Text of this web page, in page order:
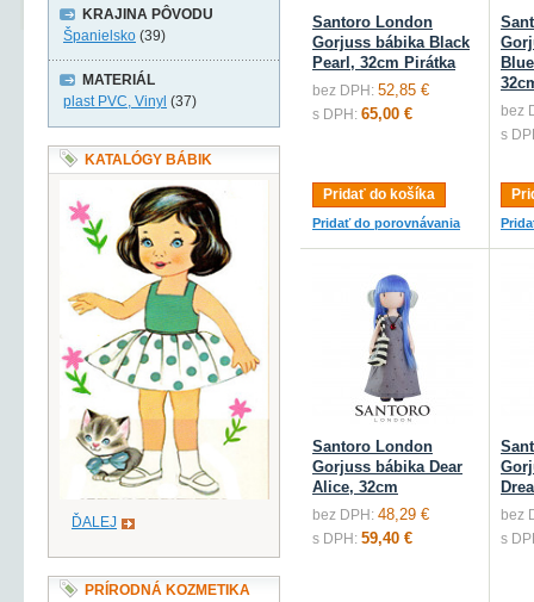
Santoro London
Gorjuss bábika Black
Pearl, 32cm Pirátka
bez DPH: 52,85 €
s DPH: 65,00 €
Pridať do košíka
Pridať do porovnávania
bez
s
Santoro London
Gorjuss bábika Dear
Alice, 32cm
bez DPH: 48,29 €
s DPH: 59,40 €
bez
s
KRAJINA PÔVODU
Španielsko (39)
MATERIÁL
plast PVC, Vinyl (37)
KATALÓGY BÁBIK
ĎALEJ
PRÍRODNÁ KOZMETIKA